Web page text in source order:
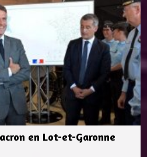
en Lot-et-Garonne